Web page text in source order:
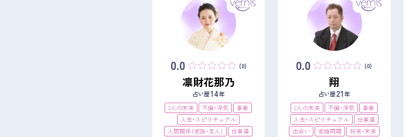
0.0 (0)
凛財花那乃
占い歴14年
2人の未来
不倫・浮気
事業
人生・スピリチュアル
人間関係（家族・友人）
仕事運
0.0 (0)
翔
占い歴21年
2人の未来
不倫・浮気
事業
人生・スピリチュアル
仕事運
出会い
家庭問題 将来・未来